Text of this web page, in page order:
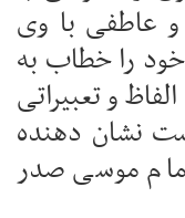
عاطفی با وی
را خطاب به
و تعبیراتی
نشان دهنده
موسی صدر